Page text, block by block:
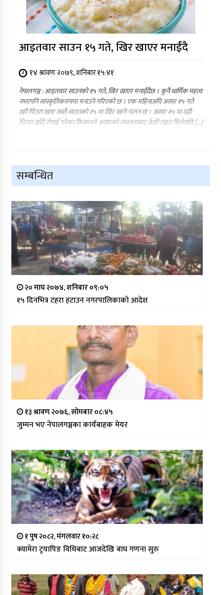
आइतवार साउन १५ गते, खिर खाएर मनाईंदै
१४ श्रावण २०७९, शनिबार १५:४१
नेपालगञ्ज : आइतवार साउनको १५ गते, खिर खाएर मनाईंदैछ । कुनै धार्मिक महत्व
नभएपनि सांस्कृतिकरुपमा मनाउने गरिएको छ । एक महिनाअघि असार १५ गते
दही चिउरा खाए जस्तै साउनको १५ मा खिर खाने चलन छ । असार १५ मा दही
चिउरा खाँदै रोपाइँ गरेका किसानले असारको व्यस्तताबाट केही राहत मिलेपछि […]
सम्बन्धित
२० माघ २०७४, शनिबार ०९:०५
१५ दिनभित्र टहरा हटाउन नगरपालिकाको आदेश
१३ श्रावण २०७६, सोमबार ०८:४५
जुम्मन भए नेपालगञ्जका कार्यबाहक मेयर
१ पुष २०८२, मंगलवार १०:२८
क्यामेरा ट्र्यापिङ विधिबाट आजदेखि बाघ गणना सुरु